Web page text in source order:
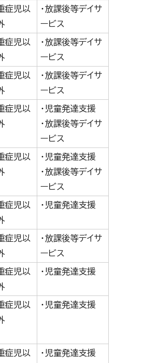
症児以
・放課後等デイサ
ービス
症児以
・放課後等デイサ
ービス
症児以
・放課後等デイサ
ービス
症児以
・児童発達支援
・放課後等デイサ
ービス
症児以
・児童発達支援
・放課後等デイサ
ービス
症児以
・児童発達支援
症児以
・放課後等デイサ
ービス
症児以
・児童発達支援
症児以
・児童発達支援
症児以
・児童発達支援